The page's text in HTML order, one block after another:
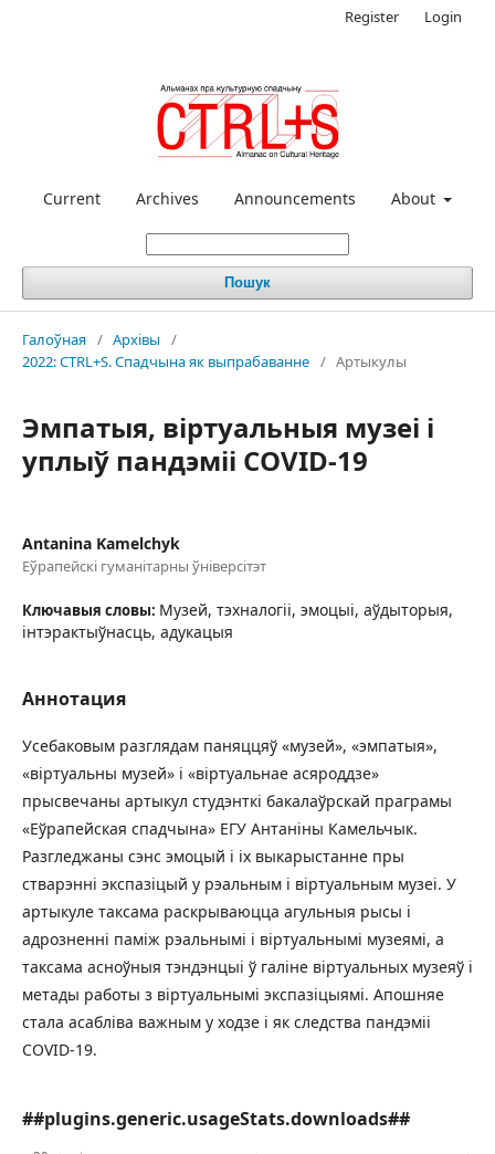
Current Archives Announcements About
Пошук
Register Login
Галоўная / Архівы
/
2022: CTRL+S. Спадчына як выпрабаванне / Артыкулы
Эмпатыя, віртуальныя музеі і
уплыў пандэміі COVID-19
Antanina Kamelchyk
Еўрапейскі гуманітарны ўніверсітэт
Ключавыя словы: Музей, тэхналогіі, эмоцыі, аўдыторыя,
інтэрактыўнасць, адукацыя
Аннотация
Усебаковым разглядам паняццяў «музей», «эмпатыя»,
«віртуальны музей» і «віртуальнае асяроддзе»
прысвечаны артыкул студэнткі бакалаўрскай праграмы
«Еўрапейская спадчына» ЕГУ Антаніны Камельчык.
Разгледжаны сэнс эмоцый і іх выкарыстанне пры
стварэнні экспазіцый у рэальным і віртуальным музеі. У
артыкуле таксама раскрываюцца агульныя рысы і
адрозненні паміж рэальнымі і віртуальнымі музеямі, а
таксама асноўныя тэндэнцыі ў галіне віртуальных музеяў і
метады работы з віртуальнымі экспазіцыямі. Апошняе
стала асабліва важным у ходзе і як следства пандэміі
COVID-19.
##plugins.generic.usageStats.downloads##